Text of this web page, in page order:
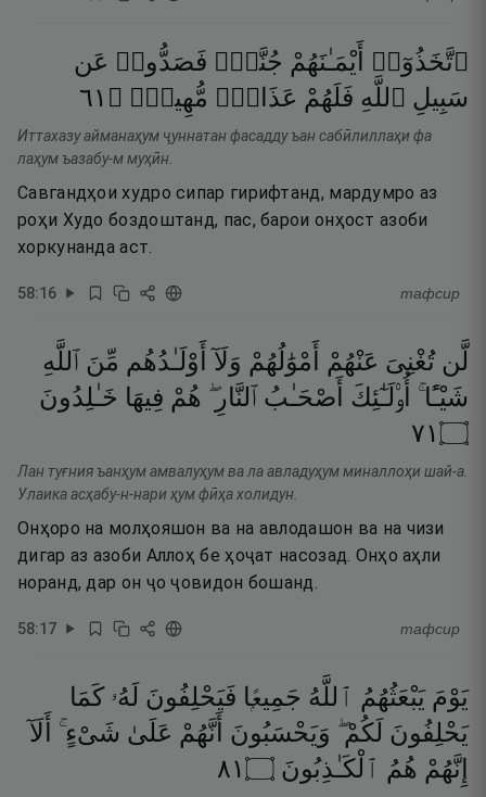
ٱتَّخَذُوٓا۟ أَيْمَـٰنَهُمْ جُنَّةًۭ فَصَدُّوا۟ عَن
سَبِيلِ ٱللَّهِ فَلَهُمْ عَذَابٌۭ مُّهِينٌۭ ۝ ١٦
Иттахазу айманаҳум ҷуннатан фасадду ъан сабӣлиллаҳи фа
лаҳум ъазабу-м муҳӣн.
Савгандҳои худро сипар гирифтанд, мардумро аз
роҳи Худо боздоштанд, пас, барои онҳост азоби
хоркунанда аст.
58:16 тафсир
لَّن تُغْنِىَ عَنْهُمْ أَمْوَٰلُهُمْ وَلَآ أَوْلَـٰدُهُم مِّنَ ٱللَّهِ
شَيْـًٔا ۚ أُو۟لَـٰٓئِكَ أَصْحَـٰبُ ٱلنَّارِ ۖ هُمْ فِيهَا خَـٰلِدُونَ
۝١٧
Лан туғния ъанҳум амвалуҳум ва ла авладуҳум миналлоҳи шай-а.
Улаика асҳабу-н-нари ҳум фӣҳа холидун.
Онҳоро на молҳояшон ва на авлодашон ва на чизи
дигар аз азоби Аллоҳ бе ҳоҷат насозад. Онҳо аҳли
норанд, дар он ҷо ҷовидон бошанд.
58:17 тафсир
يَوْمَ يَبْعَثُهُمُ ٱللَّهُ جَمِيعًۭا فَيَحْلِفُونَ لَهُۥ كَمَا
يَحْلِفُونَ لَكُمْ ۖ وَيَحْسَبُونَ أَنَّهُمْ عَلَىٰ شَىْءٍ ۚ
أَلَآ
إِنَّهُمْ هُمُ ٱلْكَـٰذِبُونَ ۝١٨